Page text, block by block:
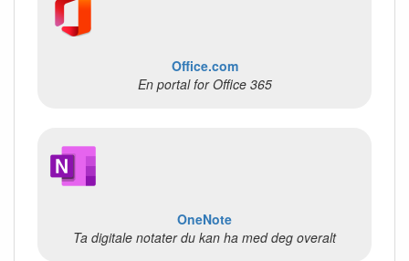
Office.com
En portal for Office 365
OneNote
Ta digitale notater du kan ha med deg overalt